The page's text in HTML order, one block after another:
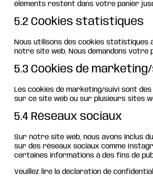
éléments restent dans votre panier
5.2 Cookies statistiques
Nous utilisons des cookies statistiques
notre site web. Nous demandons votre
5.3 Cookies de
Les cookies de marketing/suivi sont
sur ce site web ou sur plusieurs sites
5.4 Réseaux sociaux
Sur notre site web, nous avons inclus
sur des réseaux sociaux comme
certaines informations à des fins de
Veuillez lire la déclaration de